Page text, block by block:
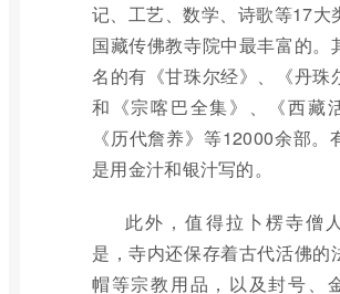
记、工艺、数学、诗歌等17大
国藏传佛教寺院中最丰富的。
名的有《甘珠尔经》、《丹珠
和《宗喀巴全集》、《西藏
《历代詹养》等12000余部。
是用金汁和银汁写的。
此外，值得拉卜楞寺僧
是，寺内还保存着古代活佛的
帽等宗教用品，以及封号、